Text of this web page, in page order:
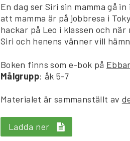
En dag ser Siri sin mamma gå
att mamma är på jobbresa i
hackar på Leo i klassen och
Siri och henens vänner vill
Boken finns som e-bok på
Målgrupp: åk 5-7
Materialet är sammanställt av
Ladda ner